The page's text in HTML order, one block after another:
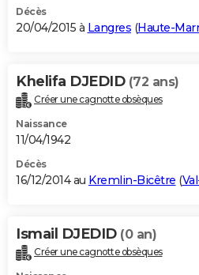
Décès
20/04/2015 à Langres (Haute-
Khelifa DJEDID (72 ans)
Créer une cagnotte obsèques
Naissance
11/04/1942
Décès
16/12/2014 au Kremlin-Bicêtre (
Ismail DJEDID (0 an)
Créer une cagnotte obsèques